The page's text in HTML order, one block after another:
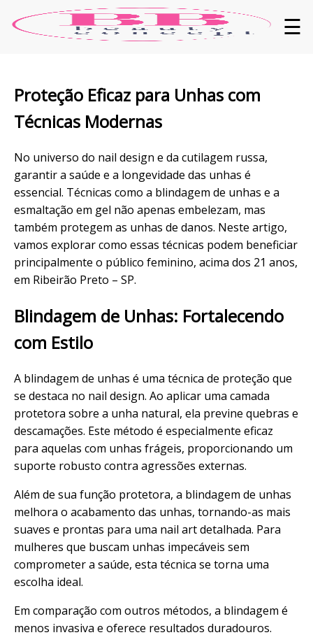
☰
Proteção Eficaz para Unhas com
Técnicas Modernas
No universo do nail design e da cutilagem russa,
garantir a saúde e a longevidade das unhas é
essencial. Técnicas como a blindagem de unhas e a
esmaltação em gel não apenas embelezam, mas
também protegem as unhas de danos. Neste artigo,
vamos explorar como essas técnicas podem beneficiar
principalmente o público feminino, acima dos 21 anos,
em Ribeirão Preto – SP.
Blindagem de Unhas: Fortalecendo
com Estilo
A blindagem de unhas é uma técnica de proteção que
se destaca no nail design. Ao aplicar uma camada
protetora sobre a unha natural, ela previne quebras e
descamações. Este método é especialmente eficaz
para aquelas com unhas frágeis, proporcionando um
suporte robusto contra agressões externas.
Além de sua função protetora, a blindagem de unhas
melhora o acabamento das unhas, tornando-as mais
suaves e prontas para uma nail artdetalhada. Para
mulheres que buscam unhas impecáveis sem
comprometer a saúde, esta técnica se torna uma
escolha ideal.
Em comparação com outros métodos, a blindagem é
menos invasiva e oferece resultados duradouros.